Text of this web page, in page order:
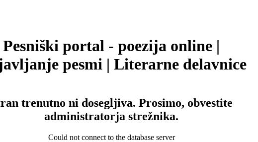
Pesniški portal - poezija online |
pesmi | Literarne delavnice
trenutno ni dosegljiva. Prosimo, obvestite
administratorja strežnika.
Could not connect to the database server